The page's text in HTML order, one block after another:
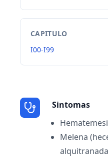
CAPITULO
I00-I99
Sintomas
Melena